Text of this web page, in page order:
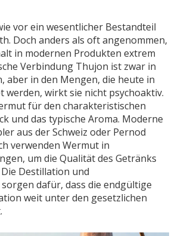
vor ein wesentlicher Bestandteil
Doch anders als oft angenommen,
in modernen Produkten extrem
Verbindung Thujon ist zwar in
aber in den Mengen, die heute in
werden, wirkt sie nicht psychoaktiv.
für den charakteristischen
und das typische Aroma. Moderne
aus der Schweiz oder Pernod
verwenden Wermut in
um die Qualität des Getränks
Destillation und
dafür, dass die endgültige
weit unter den gesetzlichen